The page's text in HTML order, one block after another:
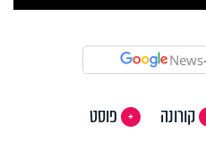
News
קורונה פוסט